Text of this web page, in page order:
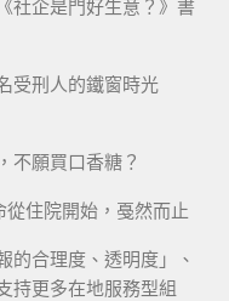
社企是門好生意？》書
受刑人的鐵窗時光
不願買口香糖？
從住院開始，戞然而止
的合理度、透明度」、
持更多在地服務型組